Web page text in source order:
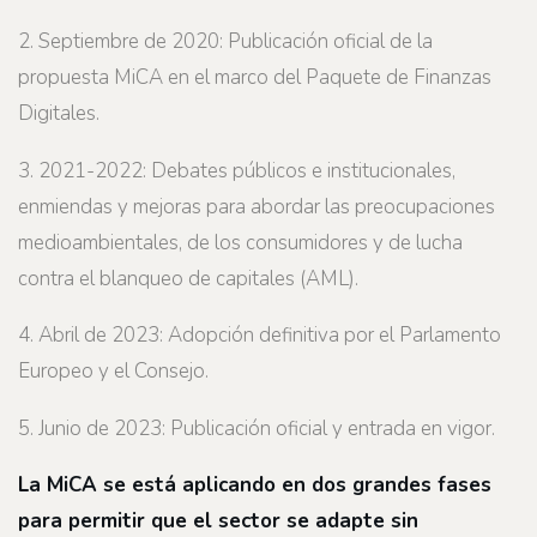
2. Septiembre de 2020: Publicación oficial de la
propuesta MiCA en el marco del Paquete de Finanzas
Digitales.
3. 2021-2022: Debates públicos e institucionales,
enmiendas y mejoras para abordar las preocupaciones
medioambientales, de los consumidores y de lucha
contra el blanqueo de capitales (AML).
4. Abril de 2023: Adopción definitiva por el Parlamento
Europeo y el Consejo.
5. Junio de 2023: Publicación oficial y entrada en vigor.
La MiCA se está aplicando en dos grandes fases
para permitir que el sector se adapte sin